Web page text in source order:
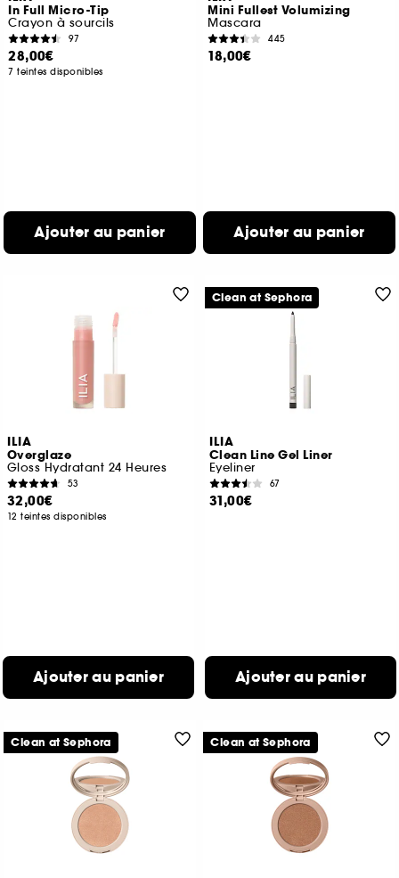
In Full Micro-Tip
Crayon à sourcils
97
28,00€
7 teintes disponibles
Ajouter au panier
Mini Fullest Volumizing
Mascara
445
18,00€
Ajouter au panier
ILIA
Overglaze
Gloss Hydratant 24 Heures
53
32,00€
12 teintes disponibles
Ajouter au panier
ILIA
Clean Line Gel Liner
Eyeliner
67
31,00€
Ajouter au panier
Clean at Sephora
Clean at Sephora Clean at Sephora